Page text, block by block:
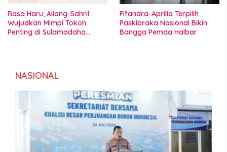
Rasa Haru, Aliong-Sahril
Wujudkan Mimpi Tokoh
Penting di Sulamadaha
Fifandra-Aprilia Terpilih
Paskibraka Nasional Bikin
Bangga Pemda Halbar
NASIONAL